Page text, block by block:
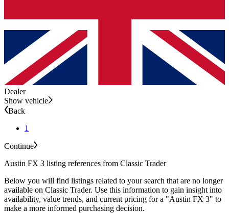
Dealer
Show vehicle
Back
1
Continue
Austin FX 3 listing references from Classic Trader
Below you will find listings related to your search that are no longer
available on Classic Trader. Use this information to gain insight into
availability, value trends, and current pricing for a "Austin FX 3" to
make a more informed purchasing decision.